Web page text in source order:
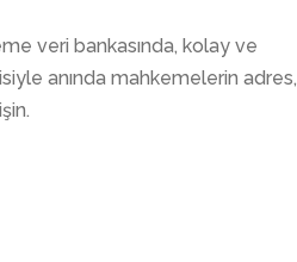
veri bankasında, kolay ve
anında mahkemelerin adres,